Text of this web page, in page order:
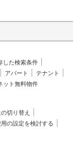
した検索条件
アパート
テナント
ット無料物件
切り替え
の設定を検討する